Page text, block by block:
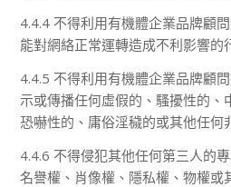
4.4.4 不得利用有機體企業品牌顧
能對網絡正常運轉造成不利影響的
4.4.5 不得利用有機體企業品牌顧
示或傳播任何虛假的、騷擾性的、
恐嚇性的、庸俗淫穢的或其他任何
4.4.6 不得侵犯其他任何第三人的
名譽權、肖像權、隱私權、物權或